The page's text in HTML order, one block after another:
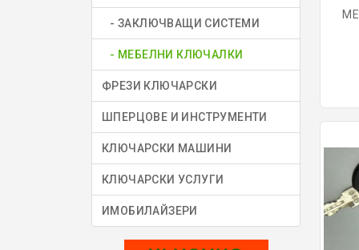
- ЗАКЛЮЧВАЩИ СИСТЕМИ
- МЕБЕЛНИ КЛЮЧАЛКИ
ФРЕЗИ КЛЮЧАРСКИ
ШПЕРЦОВЕ И ИНСТРУМЕНТИ
КЛЮЧАРСКИ МАШИНИ
КЛЮЧАРСКИ УСЛУГИ
ИМОБИЛАЙЗЕРИ